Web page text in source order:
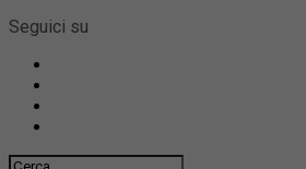
Seguici su